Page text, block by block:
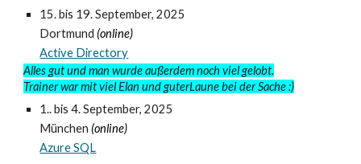
15. bis 19.September, 2025
Dortmund (online)
Active Directory
Alles gut und man wurde außerdem noch viel gelobt.
Trainer war mit viel Elan und guterLaune bei der Sache :)
1.. bis 4.September, 2025
München (online)
Azure SQL